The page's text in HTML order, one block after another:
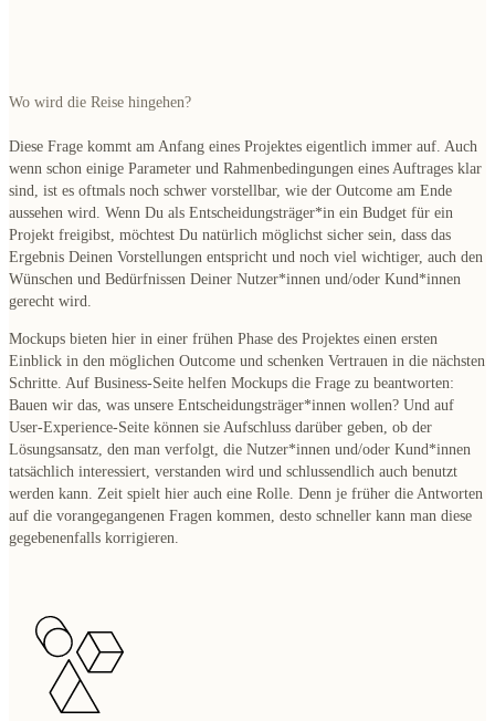
Wo wird die Reise hingehen?
Diese Frage kommt am Anfang eines Projektes eigentlich immer auf. Auch
wenn schon einige Parameter und Rahmenbedingungen eines Auftrages klar
sind, ist es oftmals noch schwer vorstellbar, wie der Outcome am Ende
aussehen wird. Wenn Du als Entscheidungsträger*in ein Budget für ein
Projekt freigibst, möchtest Du natürlich möglichst sicher sein, dass das
Ergebnis Deinen Vorstellungen entspricht und noch viel wichtiger, auch den
Wünschen und Bedürfnissen Deiner Nutzer*innen und/oder Kund*innen
gerecht wird.
Mockups bieten hier in einer frühen Phase des Projektes einen ersten
Einblick in den möglichen Outcome und schenken Vertrauen in die nächsten
Schritte. Auf Business-Seite helfen Mockups die Frage zu beantworten:
Bauen wir das, was unsere Entscheidungsträger*innen wollen? Und auf
User-Experience-Seite können sie Aufschluss darüber geben, ob der
Lösungsansatz, den man verfolgt, die Nutzer*innen und/oder Kund*innen
tatsächlich interessiert, verstanden wird und schlussendlich auch benutzt
werden kann. Zeit spielt hier auch eine Rolle. Denn je früher die Antworten
auf die vorangegangenen Fragen kommen, desto schneller kann man diese
gegebenenfalls korrigieren.